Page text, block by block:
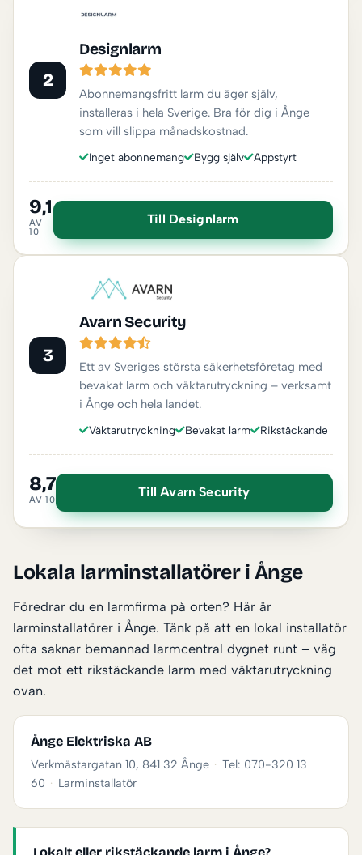
2
Designlarm
Abonnemangsfritt larm du äger själv,
installeras i hela Sverige. Bra för dig i Ånge
som vill slippa månadskostnad.
Inget abonnemang Bygg själv Appstyrt
9,1
AV
10
Till Designlarm
3
Avarn Security
Ett av Sveriges största säkerhetsföretag med
bevakat larm och väktarutryckning – verksamt
i Ånge och hela landet.
Väktarutryckning Bevakat larm Rikstäckande
8,7
AV 10
Till Avarn Security
Lokala larminstallatörer i Ånge
Föredrar du en larmfirma på orten? Här är
larminstallatörer i Ånge. Tänk på att en lokal installatör
ofta saknar bemannad larmcentral dygnet runt – väg
det mot ett rikstäckande larm med väktarutryckning
ovan.
Ånge Elektriska AB
Verkmästargatan 10, 841 32 Ånge · Tel: 070-320 13
60 · Larminstallatör